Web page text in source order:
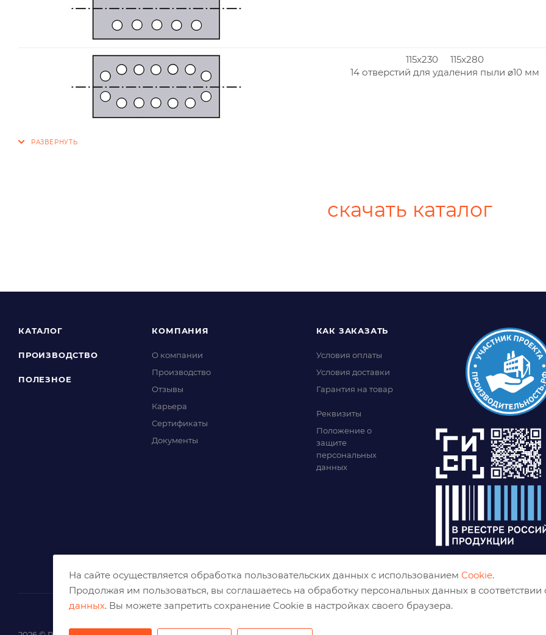
115x230 115x280
14 отверстий для удаления пыли ⌀10 мм
скачать каталог
КАТАЛОГ
ПРОИЗВОДСТВО
ПОЛЕЗНОЕ
КОМПАНИЯ
О компании
Производство
Отзывы
Карьера
Сертификаты
Документы
КАК ЗАКАЗАТЬ
Условия оплаты
Условия доставки
Гарантия на товар
Реквизиты
Положение о
защите
персональных
данных
На сайте осуществляется обработка пользовательских данных с использованием Cookie.
Продолжая им пользоваться, вы соглашаетесь на обработку персональных данных в соответствии
данных. Вы можете запретить сохранение Cookie в настройках своего браузера.